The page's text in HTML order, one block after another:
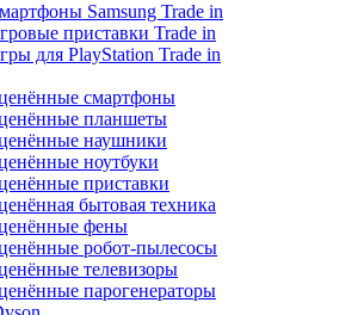
Samsung Trade in
приставки Trade in
для PlayStation Trade in
смартфоны
планшеты
наушники
ноутбуки
приставки
бытовая техника
фены
робот-пылесосы
телевизоры
парогенераторы